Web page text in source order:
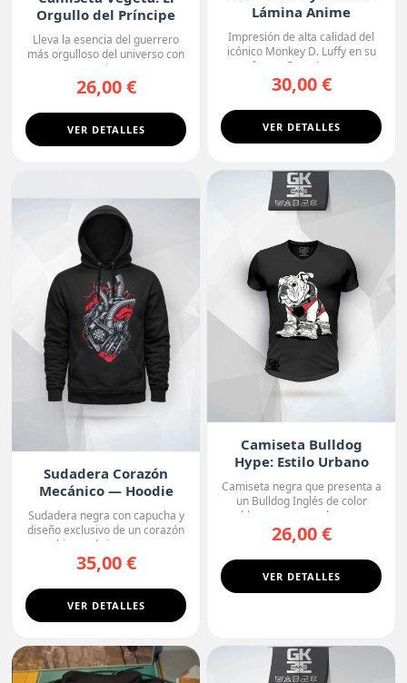
Orgullo del Príncipe
Lleva la esencia del guerrero
más orgulloso del universo con
esta camiseta ne...
26,00 €
VER DETALLES
Lámina Anime
Premium
Impresión de alta calidad del
icónico Monkey D. Luffy en su
forma Gear 4, con...
30,00 €
VER DETALLES
Sudadera Corazón
Mecánico — Hoodie
Sudadera negra con capucha y
diseño exclusivo de un corazón
biomecánico, con ...
35,00 €
VER DETALLES
Camiseta Bulldog
Hype: Estilo Urbano
Camiseta negra que presenta a
un Bulldog Inglés de color
blanco con manchas o...
26,00 €
VER DETALLES